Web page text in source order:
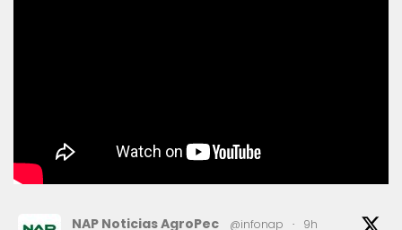
NAP Noticias AgroPec @infonap · 9h